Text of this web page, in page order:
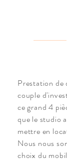
Prestation de
couple
ce grand 4
que le studio
mettre en
Nous nous
choix du